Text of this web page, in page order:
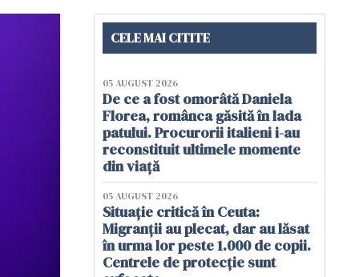
CELE MAI CITITE
05 AUGUST 2026
De ce a fost omorâtă Daniela
Florea, românca găsită în lada
patului. Procurorii italieni i-au
reconstituit ultimele momente
din viață
05 AUGUST 2026
Situație critică în Ceuta:
Migranții au plecat, dar au lăsat
în urma lor peste 1.000 de copii.
Centrele de protecție sunt